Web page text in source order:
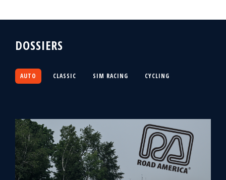
DOSSIERS
AUTO CLASSIC SIM RACING CYCLING